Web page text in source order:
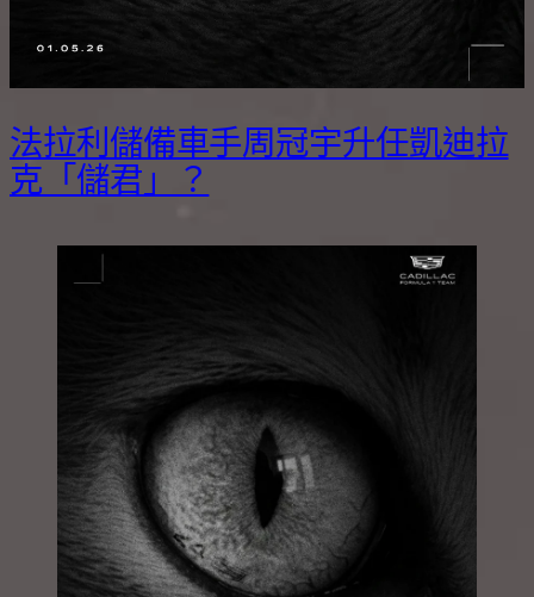
法拉利儲備車手周冠宇升任凱迪拉
克「儲君」？